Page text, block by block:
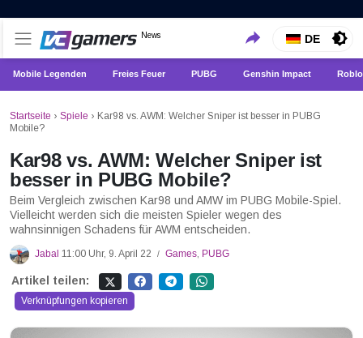
VCGamers-Neuigkeiten
News
Holen Sie sich die neuesten Spielnachrichten nur bei
VCGamers
DE
Mobile Legenden Freies Feuer PUBG Genshin Impact
Startseite › Spiele › Kar98 vs. AWM: Welcher Sniper ist besser in PUBG
Mobile?
Kar98 vs. AWM: Welcher Sniper ist
besser in PUBG Mobile?
Beim Vergleich zwischen Kar98 und AMW im PUBG Mobile-Spiel.
Vielleicht werden sich die meisten Spieler wegen des
wahnsinnigen Schadens für AWM entscheiden.
Jabal 11:00 Uhr, 9. April 22 / Games, PUBG
Artikel teilen:
Verknüpfungen kopieren